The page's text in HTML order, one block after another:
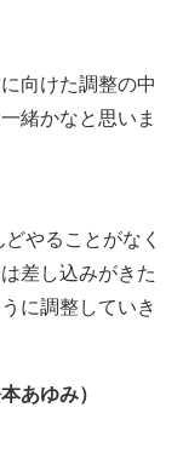
向けた調整の中
緒かなと思いま
やることがなく
差し込みがきた
に調整していき
あゆみ）